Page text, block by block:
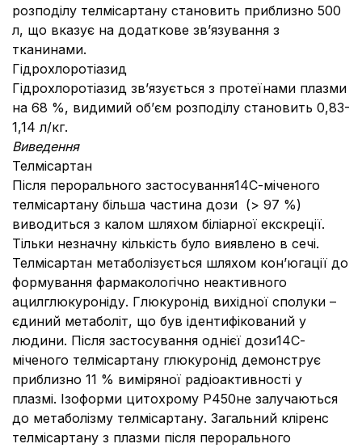
розподілу телмісартану становить приблизно 500
л, що вказує на додаткове зв’язування з
тканинами.
Гідрохлоротіазид
Гідрохлоротіазид зв’язується з протеїнами плазми
на 68 %, видимий об’єм розподілу становить 0,83-
1,14 л/кг.
Виведення
Телміcартан
Після перорального застосування14С-міченого
телміcартану більша частина дози (> 97 %)
виводиться з калом шляхом біліарної екскреції.
Тільки незначну кількість було виявлено в сечі.
Телміcартан метаболізується шляхом кон’югації до
формування фармакологічно неактивного
ацилглюкуроніду. Глюкуронід вихідної сполуки –
єдиний метаболіт, що був ідентифікований у
людини. Після застосування однієї дози14С-
міченого телміcартану глюкуронід демонструє
приблизно 11 % виміряної радіоактивності у
плазмі. Ізоформи цитохрому Р450не залучаються
до метаболізму телміcартану. Загальний кліренс
телміcартану з плазми після перорального